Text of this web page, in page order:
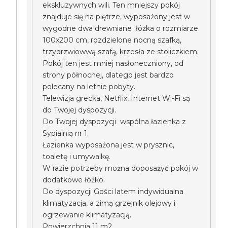
ekskluzywnych wili. Ten mniejszy pokój
znajduje się na piętrze, wyposażony jest w
wygodne dwa drewniane łóżka o rozmiarze
100x200 cm, rozdzielone nocną szafką,
trzydrzwiowwą szafą, krzesła ze stoliczkiem.
Pokój ten jest mniej nasłoneczniony, od
strony północnej, dlatego jest bardzo
polecany na letnie pobyty.
Telewizja grecka, Netflix, Internet Wi-Fi są
do Twojej dyspozycji.
Do Twojej dyspozycji wspólna łazienka z
Sypialnią nr 1.
Łazienka wyposażona jest w prysznic,
toaletę i umywalkę.
W razie potrzeby można doposażyć pokój w
dodatkowe łóżko.
Do dyspozycji Gości latem indywidualna
klimatyzacja, a zimą grzejnik olejowy i
ogrzewanie klimatyzacją.